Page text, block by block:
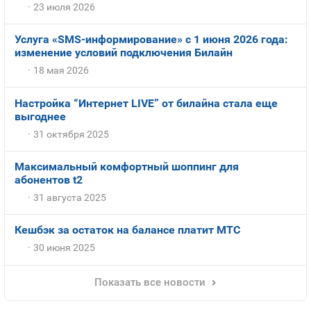
23 июля 2026
Услуга «SMS-информирование» с 1 июня 2026 года:
изменение условий подключения Билайн
18 мая 2026
Настройка “Интернет LIVE” от билайна стала еще
выгоднее
31 октября 2025
Максимальный комфортный шоппинг для
абонентов t2
31 августа 2025
Кешбэк за остаток на балансе платит МТС
30 июня 2025
Показать все новости